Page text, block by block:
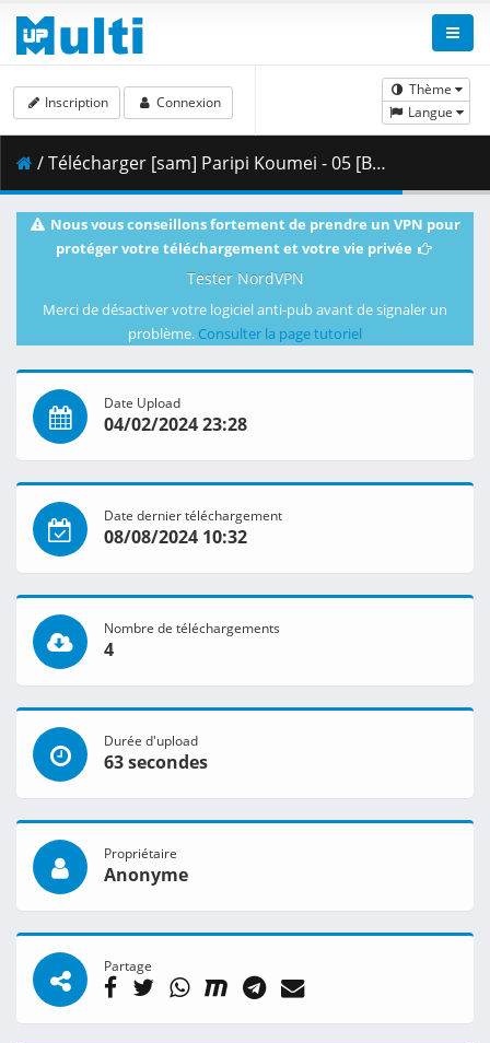
Thème
Langue
Inscription Connexion
/ Télécharger [sam] Paripi Koumei - 05 [BD 1080p FLAC] [49CE9F4F].mkv.003 ( 458.55 MB )
Nous vous conseillons fortement de prendre un VPN pour
protéger votre téléchargement et votre vie privée
Tester NordVPN
Merci de désactiver votre logiciel anti-pub avant de signaler un
problème. Consulter la page tutoriel
Date Upload
04/02/2024 23:28
Date dernier téléchargement
08/08/2024 10:32
Nombre de téléchargements
4
Durée d'upload
63 secondes
Propriétaire
Anonyme
Partage